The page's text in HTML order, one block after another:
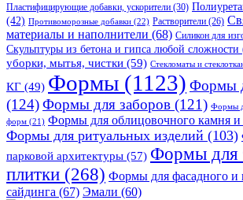
Пластифицирующие добавки, ускорители (30)
(42) Противоморозные добавки (22) Растворители (26)
материалы и наполнители (68) Силикон для
Скульптуры из бетона и гипса любой сложности
уборки, мытья, чистки (59) Стекломаты и
КГ (49) Формы (1123) Формы
(124)Формы для заборов (121) Формы
форм (21) Формы для облицовочного камня и
Формы для ритуальных изделий (103)
парковой архитектуры (57) Формы для
плитки (268) Формы для фасадного и
сайдинга (67) Эмали (60)